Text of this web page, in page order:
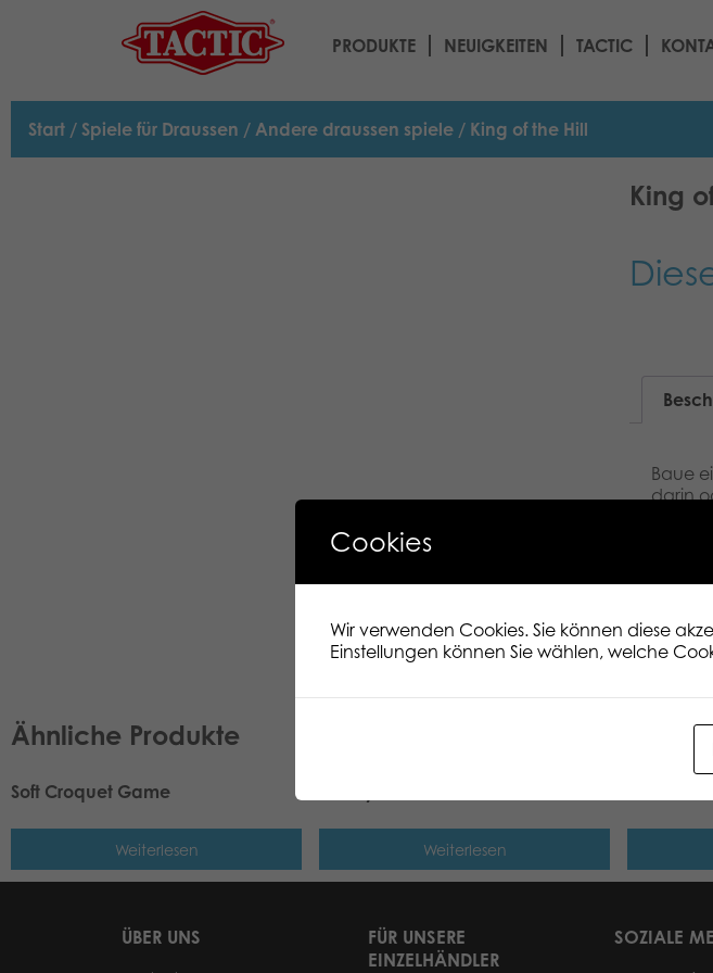
PRODUKTE NEUIGKEITEN TACTIC
Start / Spiele für Draussen / Andere draussen spiele / King of the Hill
King
Baue
darin
Sie
mit
tolles,
Ähnliche Produkte
Soft Croquet Game
Weiterlesen Weiterlesen
ÜBER UNS
FÜR UNSERE
EINZELHÄNDLER
SOZIALE
Cookies
Wir verwenden Cookies. Sie können diese
Einstellungen können Sie wählen, welche